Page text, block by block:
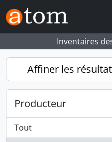
Skip to main content
Inventaires
Affiner les
Producteur
Tout